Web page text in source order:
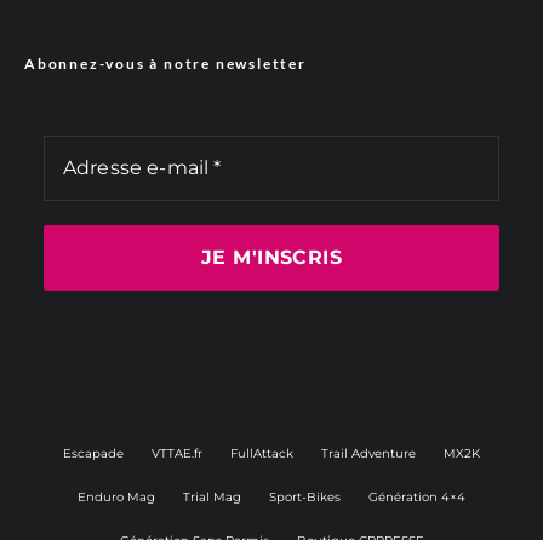
Abonnez-vous à notre newsletter
Escapade VTTAE.fr FullAttack Trail Adventure MX2K
Enduro Mag Trial Mag Sport-Bikes Génération 4×4